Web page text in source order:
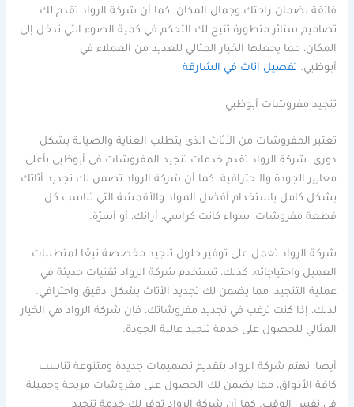
فائقة لضمان راحتك وجمال المكان. كما أن شركة الرواد تقدم لك
تصاميم ستائر متطورة تتيح لك التحكم في كمية الضوء التي تدخل إلى
المكان، مما يجعلها الخيار المثالي للعديد من العملاء في
أبوظبي. تفصيل اثاث في الشارقة
تنجيد مفروشات أبوظبي
تعتبر المفروشات من الأثاث الذي يتطلب العناية والصيانة بشكل
دوري. شركة الرواد تقدم خدمات تنجيد المفروشات في أبوظبي بأعلى
معايير الجودة والاحترافية. كما أن شركة الرواد تضمن لك تجديد أثاثك
بشكل كامل باستخدام أفضل المواد والأقمشة التي تناسب كل
قطعة مفروشات، سواء كانت كراسي، أرائك، أو أسرّة.
شركة الرواد تعمل على توفير حلول تنجيد مخصصة تبعًا لمتطلبات
العميل واحتياجاته. كذلك، تستخدم شركة الرواد تقنيات حديثة في
عملية التنجيد، مما يضمن لك تجديد الأثاث بشكل دقيق واحترافي.
لذلك، إذا كنت ترغب في تجديد مفروشاتك، فإن شركة الرواد هي الخيار
المثالي للحصول على خدمة تنجيد عالية الجودة.
أيضا، تهتم شركة الرواد بتقديم تصميمات جديدة ومتنوعة تناسب
كافة الأذواق، مما يضمن لك الحصول على مفروشات مريحة وجميلة